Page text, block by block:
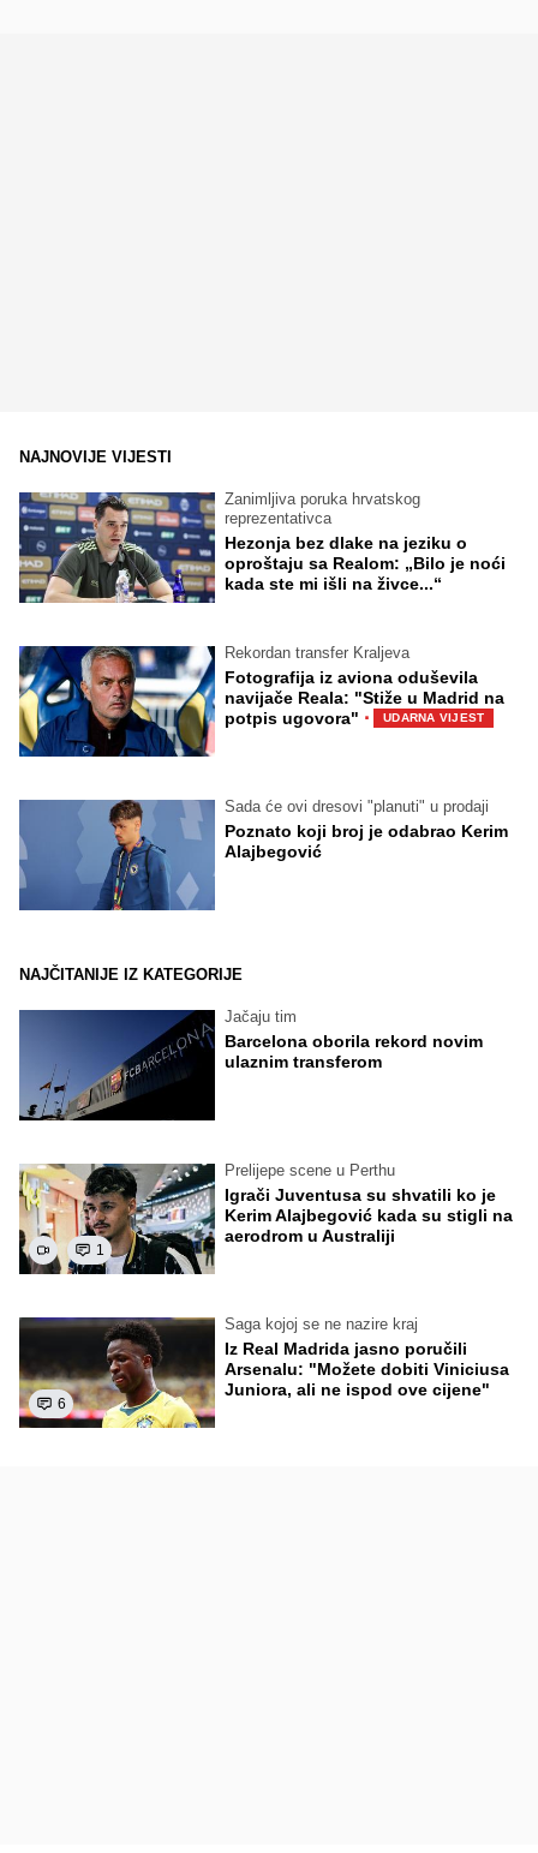
NAJNOVIJE VIJESTI
Zanimljiva poruka hrvatskog
reprezentativca
Hezonja bez dlake na jeziku o
oproštaju sa Realom: „Bilo je noći
kada ste mi išli na živce...“
Rekordan transfer Kraljeva
Fotografija iz aviona oduševila
navijače Reala: "Stiže u Madrid na
potpis ugovora" · UDARNA VIJEST
Sada će ovi dresovi "planuti" u prodaji
Poznato koji broj je odabrao Kerim
Alajbegović
NAJČITANIJE IZ KATEGORIJE
Jačaju tim
Barcelona oborila rekord novim
ulaznim transferom
1
Prelijepe scene u Perthu
Igrači Juventusa su shvatili ko je
Kerim Alajbegović kada su stigli na
aerodrom u Australiji
6
Saga kojoj se ne nazire kraj
Iz Real Madrida jasno poručili
Arsenalu: "Možete dobiti Viniciusa
Juniora, ali ne ispod ove cijene"